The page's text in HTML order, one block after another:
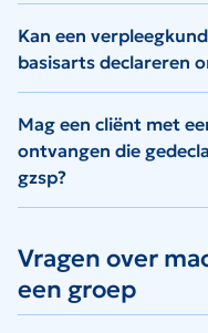
Kan een
basisarts declareren
Mag een cliënt met
ontvangen die
gzsp?
Vragen over
een groep